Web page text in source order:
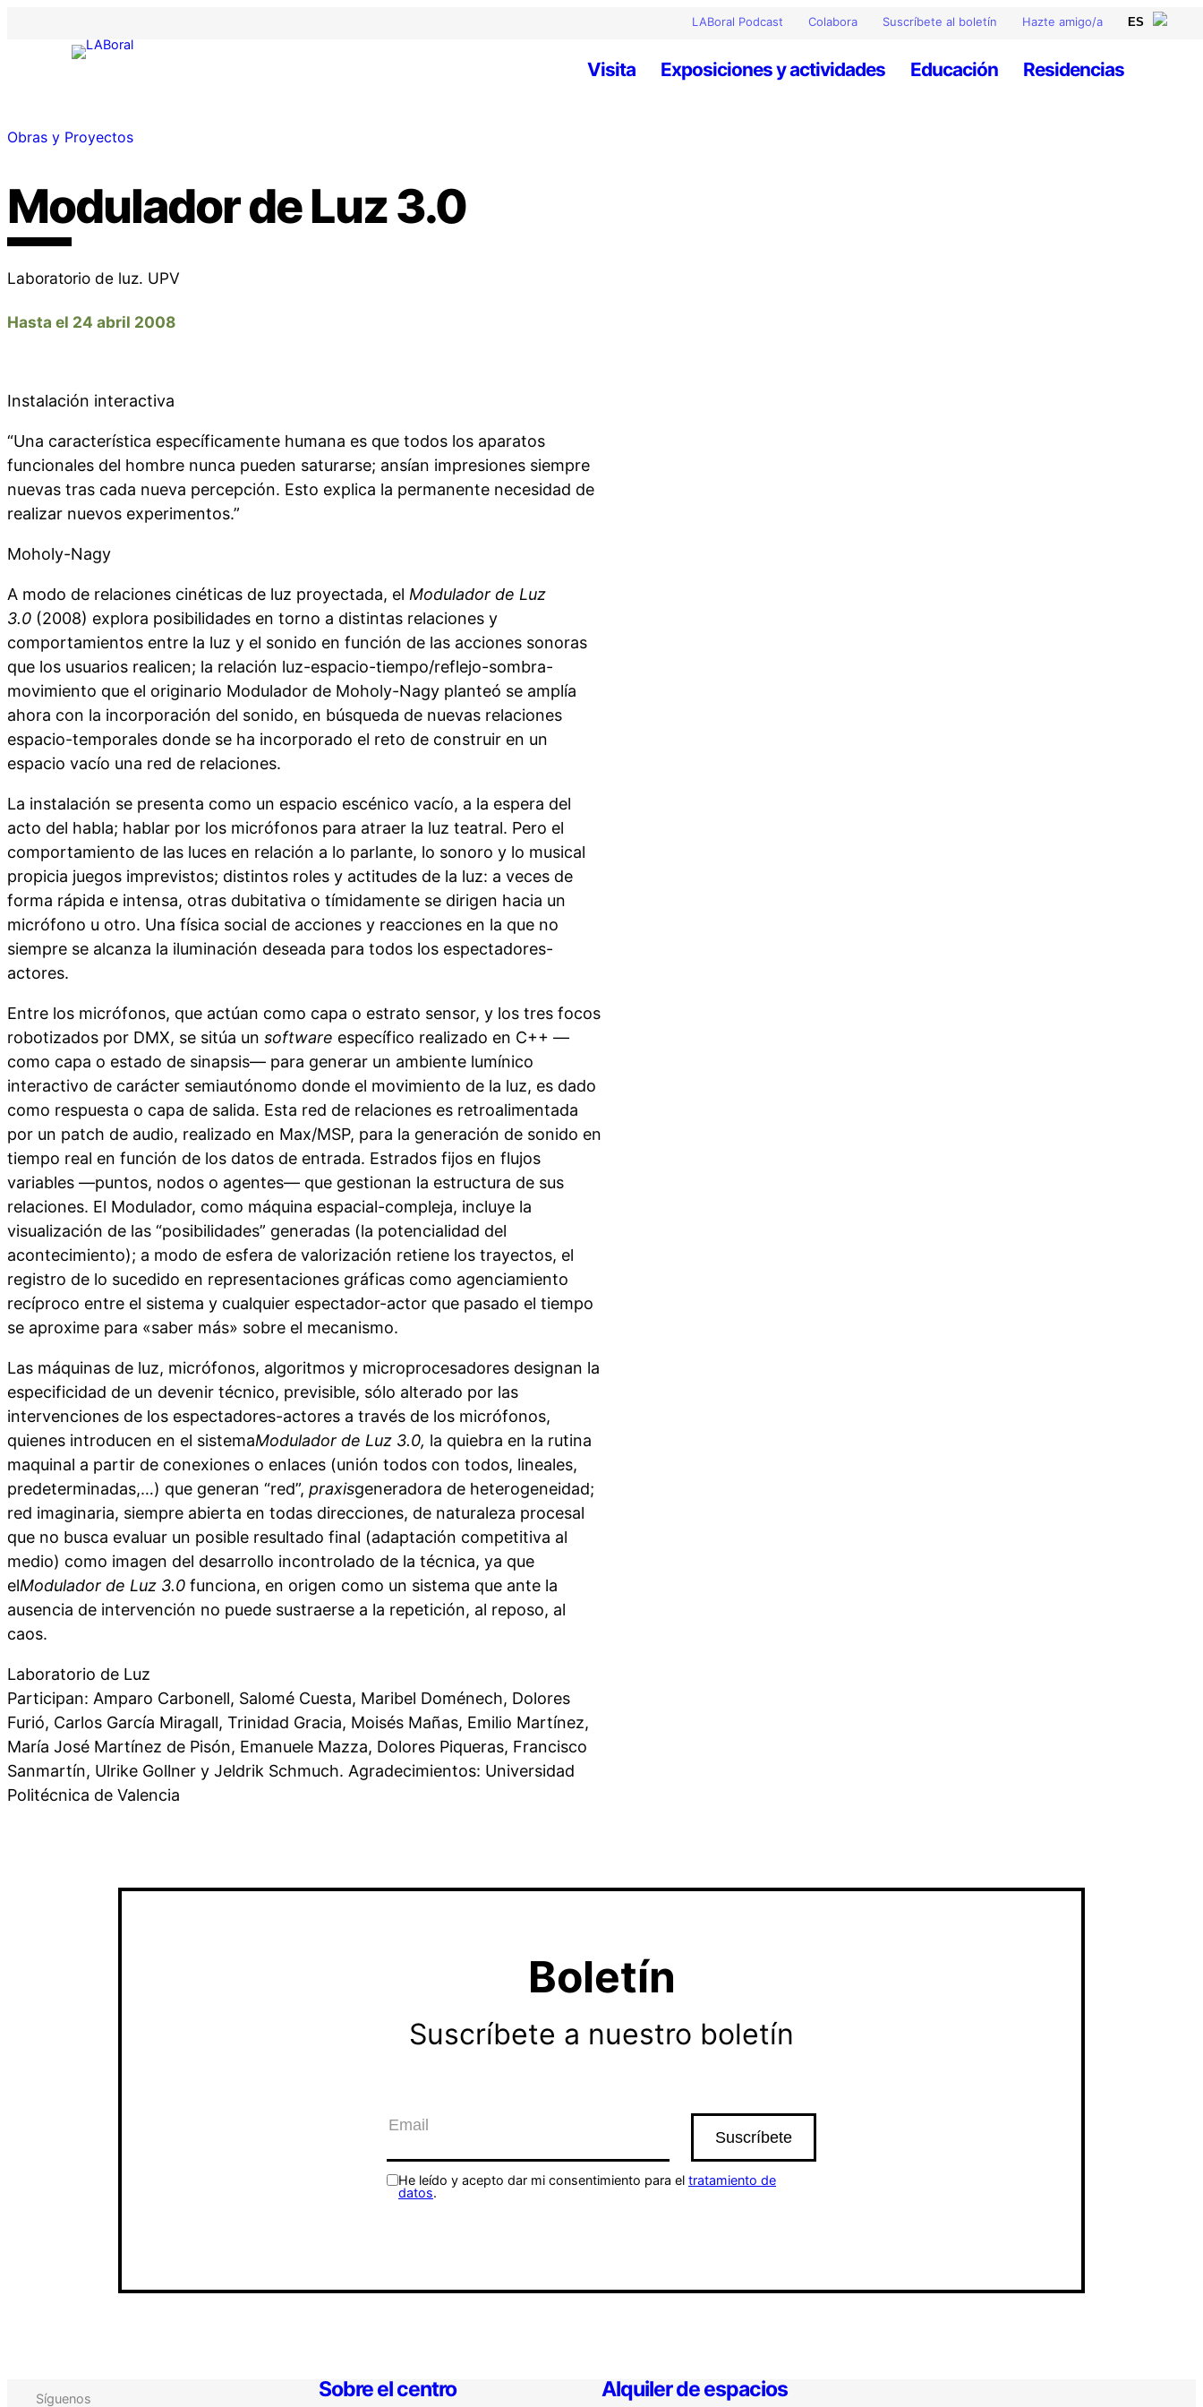
LABoral Podcast Colabora Suscríbete al boletín Hazte amigo/a
Visita Exposiciones y actividades Educación Residencias
Obras y Proyectos
Modulador de Luz 3.0
Laboratorio de luz. UPV
Hasta el 24 abril 2008
Instalación interactiva
“Una característica específicamente humana es que todos los aparatos
funcionales del hombre nunca pueden saturarse; ansían impresiones siempre
nuevas tras cada nueva percepción. Esto explica la permanente necesidad de
realizar nuevos experimentos.”
Moholy-Nagy
A modo de relaciones cinéticas de luz proyectada, el Modulador de Luz
3.0 (2008) explora posibilidades en torno a distintas relaciones y
comportamientos entre la luz y el sonido en función de las acciones sonoras
que los usuarios realicen; la relación luz-espacio-tiempo/reflejo-sombra-
movimiento que el originario Modulador de Moholy-Nagy planteó se amplía
ahora con la incorporación del sonido, en búsqueda de nuevas relaciones
espacio-temporales donde se ha incorporado el reto de construir en un
espacio vacío una red de relaciones.
La instalación se presenta como un espacio escénico vacío, a la espera del
acto del habla; hablar por los micrófonos para atraer la luz teatral. Pero el
comportamiento de las luces en relación a lo parlante, lo sonoro y lo musical
propicia juegos imprevistos; distintos roles y actitudes de la luz: a veces de
forma rápida e intensa, otras dubitativa o tímidamente se dirigen hacia un
micrófono u otro. Una física social de acciones y reacciones en la que no
siempre se alcanza la iluminación deseada para todos los espectadores-
actores.
Entre los micrófonos, que actúan como capa o estrato sensor, y los tres focos
robotizados por DMX, se sitúa un software específico realizado en C++ —
como capa o estado de sinapsis— para generar un ambiente lumínico
interactivo de carácter semiautónomo donde el movimiento de la luz, es dado
como respuesta o capa de salida. Esta red de relaciones es retroalimentada
por un patch de audio, realizado en Max/MSP, para la generación de sonido en
tiempo real en función de los datos de entrada. Estrados fijos en flujos
variables —puntos, nodos o agentes— que gestionan la estructura de sus
relaciones. El Modulador, como máquina espacial-compleja, incluye la
visualización de las “posibilidades” generadas (la potencialidad del
acontecimiento); a modo de esfera de valorización retiene los trayectos, el
registro de lo sucedido en representaciones gráficas como agenciamiento
recíproco entre el sistema y cualquier espectador-actor que pasado el tiempo
se aproxime para «saber más» sobre el mecanismo.
Las máquinas de luz, micrófonos, algoritmos y microprocesadores designan la
especificidad de un devenir técnico, previsible, sólo alterado por las
intervenciones de los espectadores-actores a través de los micrófonos,
quienes introducen en el sistemaModulador de Luz 3.0, la quiebra en la rutina
maquinal a partir de conexiones o enlaces (unión todos con todos, lineales,
predeterminadas,…) que generan “red”, praxisgeneradora de heterogeneidad;
red imaginaria, siempre abierta en todas direcciones, de naturaleza procesal
que no busca evaluar un posible resultado final (adaptación competitiva al
medio) como imagen del desarrollo incontrolado de la técnica, ya que
elModulador de Luz 3.0 funciona, en origen como un sistema que ante la
ausencia de intervención no puede sustraerse a la repetición, al reposo, al
caos.
Laboratorio de Luz
Participan: Amparo Carbonell, Salomé Cuesta, Maribel Doménech, Dolores
Furió, Carlos García Miragall, Trinidad Gracia, Moisés Mañas, Emilio Martínez,
María José Martínez de Pisón, Emanuele Mazza, Dolores Piqueras, Francisco
Sanmartín, Ulrike Gollner y Jeldrik Schmuch. Agradecimientos: Universidad
Politécnica de Valencia
Boletín
Suscríbete a nuestro boletín
He leído y acepto dar mi consentimiento para el tratamiento de
datos.
Síguenos Sobre el centro Alquiler de espacios